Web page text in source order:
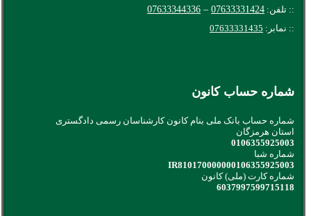
:: تلفن: 07633331424
–
07633344336
:: نمابر: 07633331435
شماره حساب کانون
شماره حساب بانک ملی بنام کانون کارشناسان رسمی دادگستری
استان هرمزگان
0106355925003
شماره شبا
IR810170000000106355925003
شماره کارت (ملی) کانون
6037997599715118